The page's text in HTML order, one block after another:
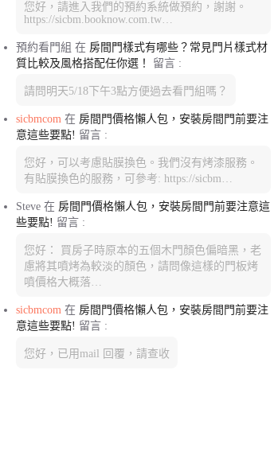
您好，請進入我們的預約系統做預約，謝謝。
https://sicbm.booknow.com.tw…
預約看門組 在 房間門樣式有哪些？常見門片樣式材
質比較及風格搭配任你選！
留言 :
請問明天5/18下午3點方便過去看門組嗎？
sicbmcom 在 房間門價格懶人包，安裝房間門前要注
意這些要點! 留言 :
您好，可以考慮貼膜換色。我們沒有烤漆服務。
有貼膜換色的服務，可參考: https://sicbm…
Steve 在 房間門價格懶人包，安裝房間門前要注意這
些要點! 留言 :
您好： 買房子時原本的五個木門顏色偏暗黑，老
慮將其噴烤為較淡的顏色，請問像這樣的門板烤
噴價格大概落…
sicbmcom 在 房間門價格懶人包，安裝房間門前要注
意這些要點! 留言 :
您好，已用mail 回覆，請查收